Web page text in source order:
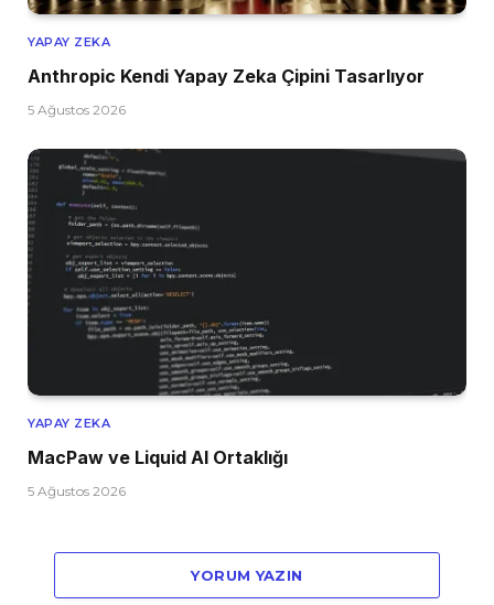
YAPAY ZEKA
Anthropic Kendi Yapay Zeka Çipini Tasarlıyor
5 Ağustos 2026
YAPAY ZEKA
MacPaw ve Liquid AI Ortaklığı
5 Ağustos 2026
YORUM YAZIN